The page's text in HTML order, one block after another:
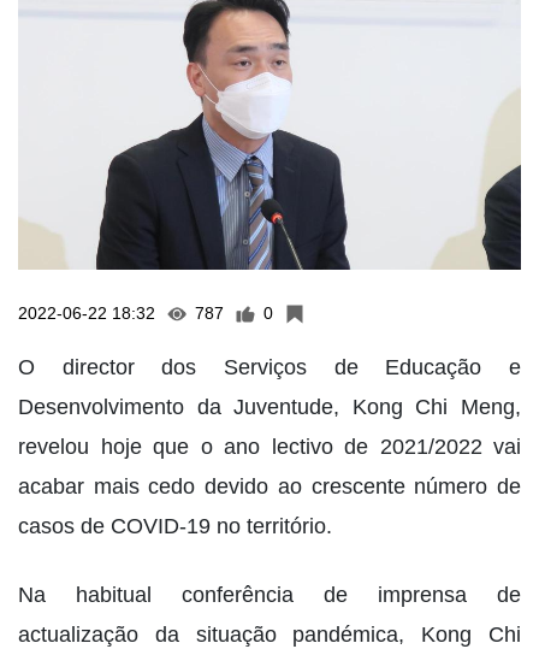
2022-06-22 18:32 787 0
O director dos Serviços de Educação e
Desenvolvimento da Juventude, Kong Chi Meng,
revelou hoje que o ano lectivo de 2021/2022 vai
acabar mais cedo devido ao crescente número de
casos de COVID-19 no território.
Na habitual conferência de imprensa de
actualização da situação pandémica, Kong Chi